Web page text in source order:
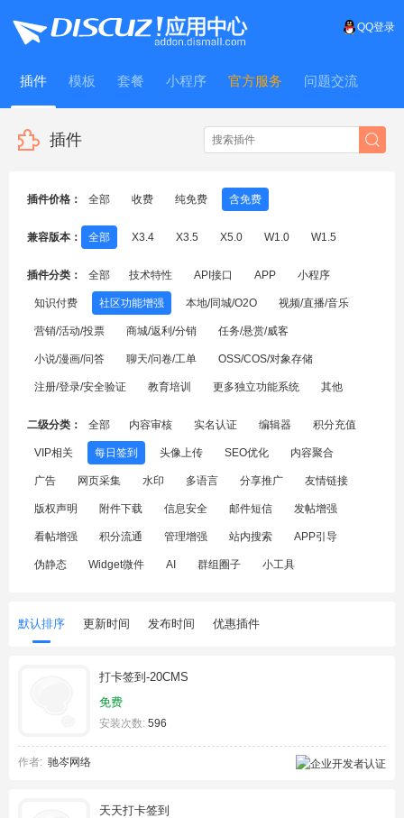
QQ登录
插件 模板 套餐 小程序 官方服务 问题交流
WitFrame
插件
插件价格： 全部 收费 纯免费 含免费
兼容版本： 全部 X3.4 X3.5 X5.0 W1.0 W1.5
插件分类： 全部 技术特性 API接口 APP 小程序
知识付费 社区功能增强 本地/同城/O2O 视频/直播/音乐
营销/活动/投票 商城/返利/分销 任务/悬赏/威客
小说/漫画/问答 聊天/问卷/工单 OSS/COS/对象存储
注册/登录/安全验证 教育培训 更多独立功能系统 其他
二级分类： 全部 内容审核 实名认证 编辑器 积分充值
VIP相关 每日签到 头像上传 SEO优化 内容聚合
广告 网页采集 水印 多语言 分享推广 友情链接
版权声明 附件下载 信息安全 邮件短信 发帖增强
看帖增强 积分流通 管理增强 站内搜索 APP引导
伪静态 Widget微件 AI 群组圈子 小工具
默认排序 更新时间 发布时间 优惠插件
打卡签到-20CMS
免费
安装次数: 596
作者: 驰岑网络
天天打卡签到